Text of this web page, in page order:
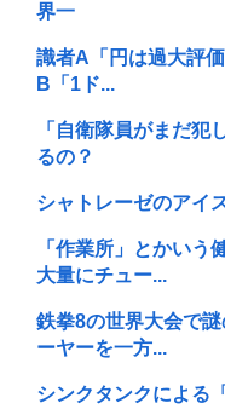
界一
識者A「円は過大評
B「1ド...
「自衛隊員がまだ犯
るの？
シャトレーゼのアイ
「作業所」とかいう
大量にチュー...
鉄拳8の世界大会で
ーヤーを一方...
シンクタンクによる